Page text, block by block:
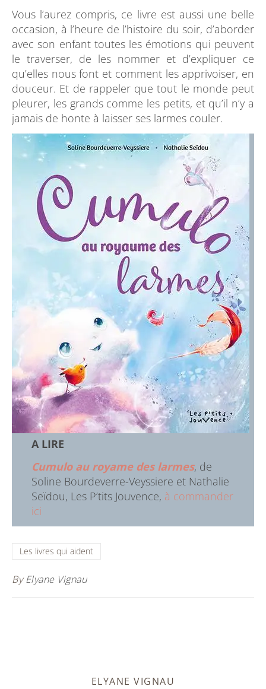
Vous l’aurez compris, ce livre est aussi une belle
occasion, à l’heure de l’histoire du soir, d’aborder
avec son enfant toutes les émotions qui peuvent
le traverser, de les nommer et d’expliquer ce
qu’elles nous font et comment les apprivoiser, en
douceur. Et de rappeler que tout le monde peut
pleurer, les grands comme les petits, et qu’il n’y a
jamais de honte à laisser ses larmes couler.
A LIRE
Cumulo au royame des larmes, de
Soline Bourdeverre-Veyssiere et Nathalie
Seïdou, Les P’tits Jouvence, à commander
ici
Les livres qui aident
ByElyane Vignau
ELYANE VIGNAU